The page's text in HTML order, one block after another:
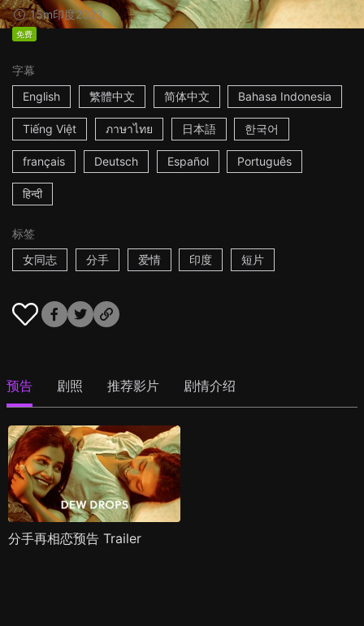
15m印度2023
免费
字幕
English
繁體中文 简体中文 Bahasa Indonesia
Tiếng Việt ภาษาไทย 日本語 한국어
français Deutsch Español Português
हिन्दी
标签
女同志
分手 爱情 印度 短片
预告 剧照 推荐影片 剧情介绍
分手再相恋预告 Trailer